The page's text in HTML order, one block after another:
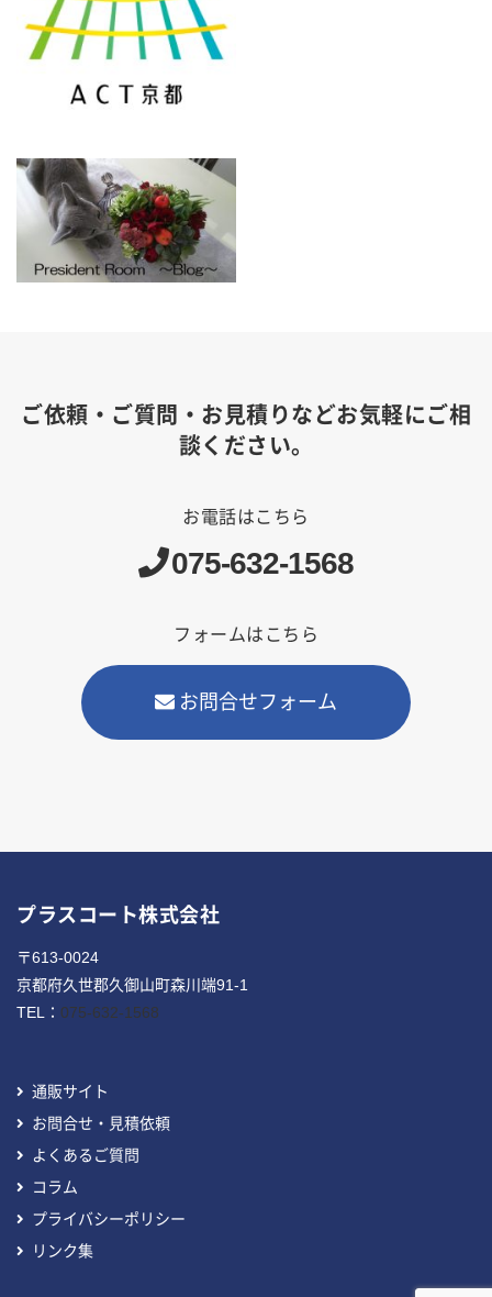
ご依頼・ご質問・お見積りなどお気軽にご相
談ください。
お電話はこちら
075-632-1568
フォームはこちら
お問合せフォーム
プラスコート株式会社
〒613-0024
京都府久世郡久御山町森川端91-1
TEL： 075-632-1568
通販サイト
お問合せ・見積依頼
よくあるご質問
コラム
プライバシーポリシー
リンク集